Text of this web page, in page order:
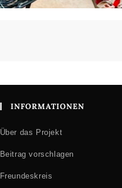
INFORMATIONEN
Über das Projekt
Beitrag vorschlagen
Freundeskreis